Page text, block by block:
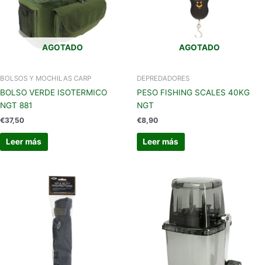
AGOTADO
BOLSOS Y MOCHILAS CARP
BOLSO VERDE ISOTERMICO
NGT 881
€37,50
Leer más
AGOTADO
DEPREDADORES
PESO FISHING SCALES 40KG
NGT
€8,90
Leer más